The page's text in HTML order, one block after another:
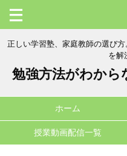
正しい学習塾、家庭教師の選び
を解
勉強方法がわか
ホーム
授業動画配信一覧